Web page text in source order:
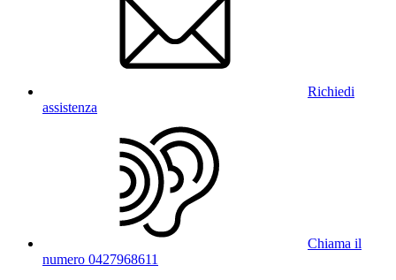
Richiedi
assistenza
Chiama il
numero 0427968611